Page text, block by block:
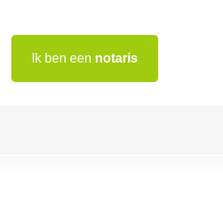
Ik ben een notaris